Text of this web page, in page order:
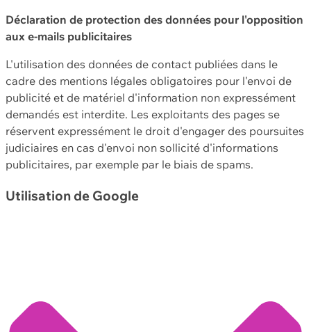
Déclaration de protection des données pour l'opposition
aux e-mails publicitaires
L'utilisation des données de contact publiées dans le
cadre des mentions légales obligatoires pour l'envoi de
publicité et de matériel d'information non expressément
demandés est interdite. Les exploitants des pages se
réservent expressément le droit d'engager des poursuites
judiciaires en cas d'envoi non sollicité d'informations
publicitaires, par exemple par le biais de spams.
Utilisation de Google